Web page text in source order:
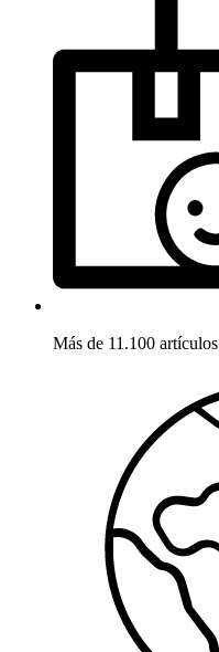
Más de 11.100 artículos